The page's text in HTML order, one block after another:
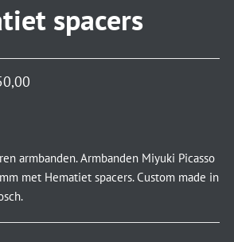
spacers
armbanden. Armbanden Miyuki Picasso
met Hematiet spacers. Custom made in